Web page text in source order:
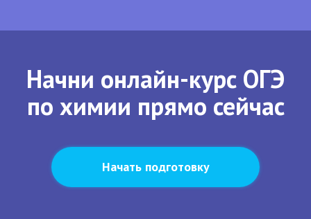
Начни онлайн-курс ОГЭ
по химии прямо сейчас
Начать подготовку